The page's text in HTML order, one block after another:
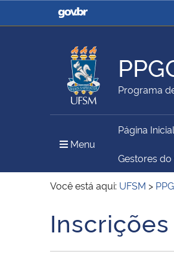
Casa Civil
Ministério da Agricultura,
Pecuária e Abastecimento
Ministério do Meio Ambiente
Programa
Menu
Página Inicial
Gestores do
Você está aqui: UFSM >
Início do conteúdo